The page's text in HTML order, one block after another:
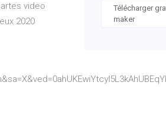
video
2020
Télécharger
maker